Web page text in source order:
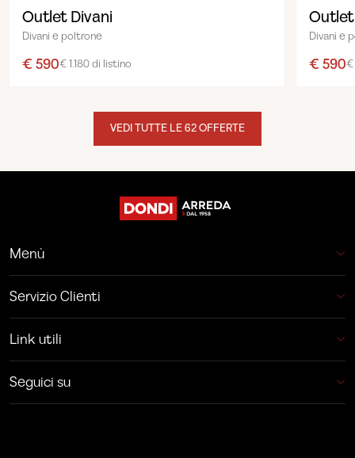
Outlet Divani
Divani e poltrone
€ 590€ 1.180 di listino
Divani e
€ 590€
VEDI TUTTE LE 62 OFFERTE
Menù
Servizio Clienti
Link utili
Seguici su